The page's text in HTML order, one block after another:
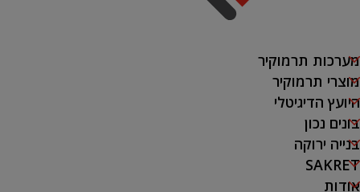
מערכות תרמוקיר
מוצרי תרמוקיר
היועץ הדיגיטלי
בונים נכון
בנייה ירוקה
SAKRET
אודות